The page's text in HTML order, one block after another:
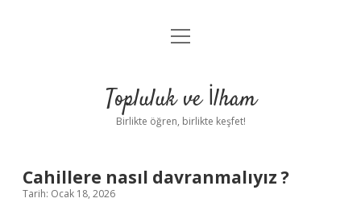
Anasayfa
Yasal Uyarı
menüyü
Topluluk ve İlham
Birlikte öğren, birlikte keşfet!
Cahillere nasıl davranmalıyız ?
Tarih: Ocak 18, 2026